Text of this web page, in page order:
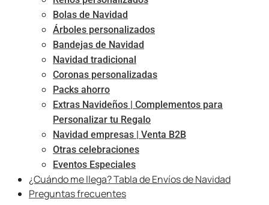
Bolas de Navidad
Árboles personalizados
Bandejas de Navidad
Navidad tradicional
Coronas personalizadas
Packs ahorro
Extras Navideños | Complementos para
Personalizar tu Regalo
Navidad empresas | Venta B2B
Otras celebraciones
Eventos Especiales
¿Cuándo me llega? Tabla de Envíos de Navidad
Preguntas frecuentes